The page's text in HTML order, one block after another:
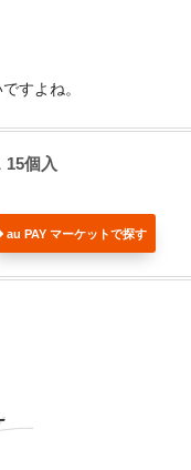
すよね。
15個入
au PAY マーケットで探す